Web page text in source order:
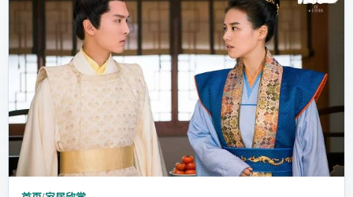
家居风水 家居欣赏
时尚饰家 装修设计
家具知识 家居文化
家装攻略 创意家居